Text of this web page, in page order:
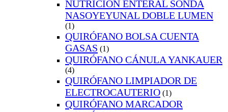
NUTRICIÓN ENTERAL SONDA
NASOYEYUNAL DOBLE LUMEN
(1)
QUIRÓFANO BOLSA CUENTA
GASAS (1)
QUIRÓFANO CÁNULA YANKAUER
(4)
QUIRÓFANO LIMPIADOR DE
ELECTROCAUTERIO (1)
QUIRÓFANO MARCADOR